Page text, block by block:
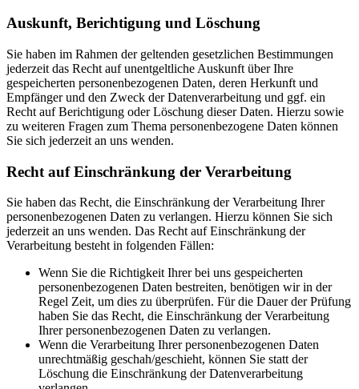
Auskunft, Berichtigung und Löschung
Sie haben im Rahmen der geltenden gesetzlichen Bestimmungen
jederzeit das Recht auf unentgeltliche Auskunft über Ihre
gespeicherten personenbezogenen Daten, deren Herkunft und
Empfänger und den Zweck der Datenverarbeitung und ggf. ein
Recht auf Berichtigung oder Löschung dieser Daten. Hierzu sowie
zu weiteren Fragen zum Thema personenbezogene Daten können
Sie sich jederzeit an uns wenden.
Recht auf Einschränkung der Verarbeitung
Sie haben das Recht, die Einschränkung der Verarbeitung Ihrer
personenbezogenen Daten zu verlangen. Hierzu können Sie sich
jederzeit an uns wenden. Das Recht auf Einschränkung der
Verarbeitung besteht in folgenden Fällen:
Wenn Sie die Richtigkeit Ihrer bei uns gespeicherten
personenbezogenen Daten bestreiten, benötigen wir in der
Regel Zeit, um dies zu überprüfen. Für die Dauer der Prüfung
haben Sie das Recht, die Einschränkung der Verarbeitung
Ihrer personenbezogenen Daten zu verlangen.
Wenn die Verarbeitung Ihrer personenbezogenen Daten
unrechtmäßig geschah/geschieht, können Sie statt der
Löschung die Einschränkung der Datenverarbeitung